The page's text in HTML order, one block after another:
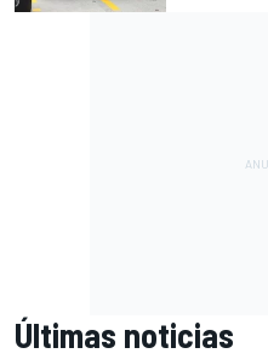
Últimas noticias